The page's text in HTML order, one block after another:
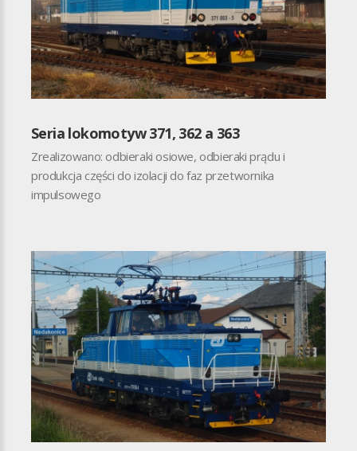
Seria lokomotyw 371, 362 a 363
Zrealizowano: odbieraki osiowe, odbieraki prądu i
produkcja części do izolacji do faz przetwornika
impulsowego